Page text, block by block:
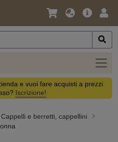
Lingua
Valuta
Offerta
e vuoi fare acquisti a prezzi
Iscrizione!
Cappelli e berretti, cappellini